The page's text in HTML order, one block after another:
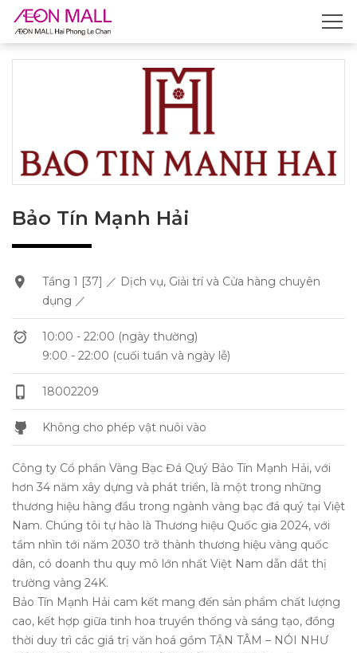
Bảo Tín Mạnh Hải
Tầng 1 [37] ／ Dịch vụ, Giải trí và Cửa hàng chuyên
dụng ／
10:00 - 22:00 (ngày thường)
9:00 - 22:00 (cuối tuần và ngày lễ)
18002209
Không cho phép vật nuôi vào
Công ty Cổ phần Vàng Bạc Đá Quý Bảo Tín Mạnh Hải, với
hơn 34 năm xây dựng và phát triển, là một trong những
thương hiệu hàng đầu trong ngành vàng bạc đá quý tại Việt
Nam. Chúng tôi tự hào là Thương hiệu Quốc gia 2024, với
tầm nhìn tới năm 2030 trở thành thương hiệu vàng quốc
dân, có doanh thu quy mô lớn nhất Việt Nam dẫn dắt thị
trường vàng 24K.
Bảo Tín Mạnh Hải cam kết mang đến sản phẩm chất lượng
cao, kết hợp giữa tinh hoa truyền thống và sáng tạo, đồng
thời duy trì các giá trị văn hoá gồm TẬN TÂM – NÓI NHƯ